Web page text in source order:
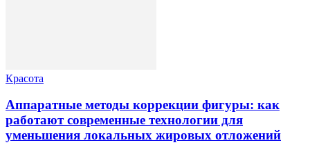
Красота
Аппаратные методы коррекции фигуры: как
работают современные технологии для
уменьшения локальных жировых отложений